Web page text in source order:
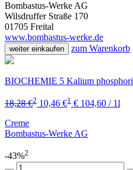
Bombastus-Werke AG
Wilsdruffer Straße 170
01705 Freital
www.bombastus-werke.de
weiter einkaufen zum Warenkorb
BIOCHEMIE 5 Kalium
18,28 €2 10,46 €1 € 104,60 / 1l
Creme
Bombastus-Werke AG
-43%2